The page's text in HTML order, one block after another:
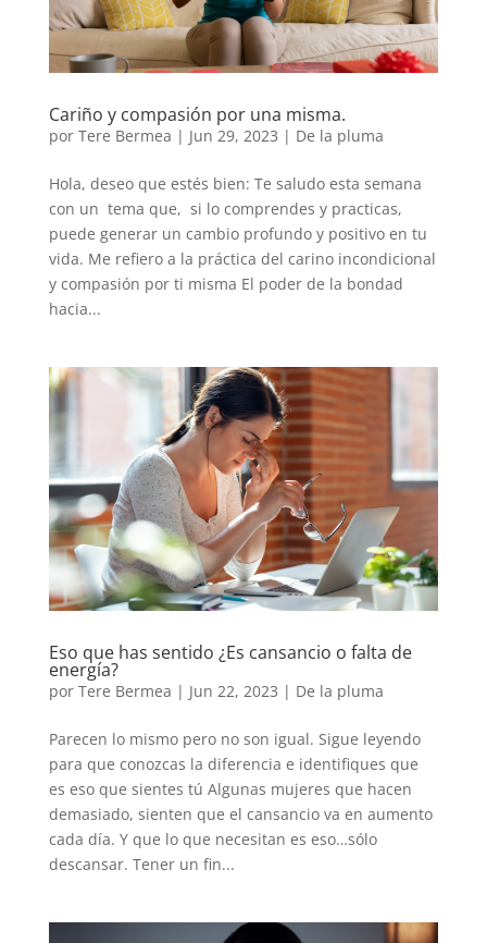
Cariño y compasión por una misma.
por Tere Bermea | Jun 29, 2023 | De la pluma
Hola, deseo que estés bien: Te saludo esta semana
con un tema que, si lo comprendes y practicas,
puede generar un cambio profundo y positivo en tu
vida. Me refiero a la práctica del carino incondicional
y compasión por ti misma El poder de la bondad
hacia...
Eso que has sentido ¿Es cansancio o falta de
energía?
por Tere Bermea | Jun 22, 2023 | De la pluma
Parecen lo mismo pero no son igual. Sigue leyendo
para que conozcas la diferencia e identifiques que
es eso que sientes tú Algunas mujeres que hacen
demasiado, sienten que el cansancio va en aumento
cada día. Y que lo que necesitan es eso…sólo
descansar. Tener un fin...